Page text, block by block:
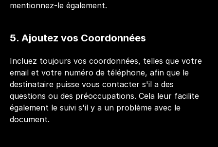
mentionnez-le également.
5. Ajoutez vos Coordonnées
Incluez toujours vos coordonnées, telles que votre
email et votre numéro de téléphone, afin que le
destinataire puisse vous contacter s'il a des
questions ou des préoccupations. Cela leur facilite
également le suivi s'il y a un problème avec le
document.